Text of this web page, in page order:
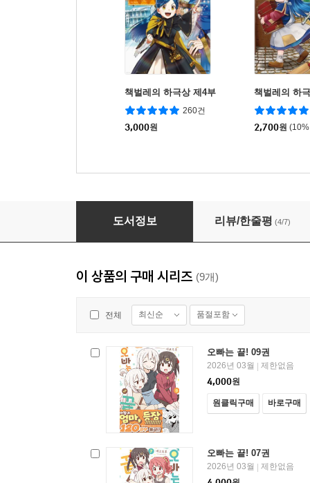
책벌레의 하극상 제4부
260건
3,000원
책벌레의 하
2,700원
오빠는 끝! 07권
도서정보 리뷰/한줄평 (4/7)
이 상품의 구매 시리즈 (9개)
전체 최신순 품절포함
오빠는 끝! 09권
2026년 03월 | 제한없음
4,000원
원클릭구매 바로구매
오빠는 끝! 07권
2026년 03월 | 제한없음